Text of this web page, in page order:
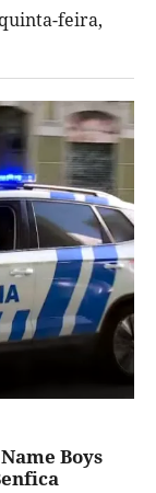
feira,
Boys